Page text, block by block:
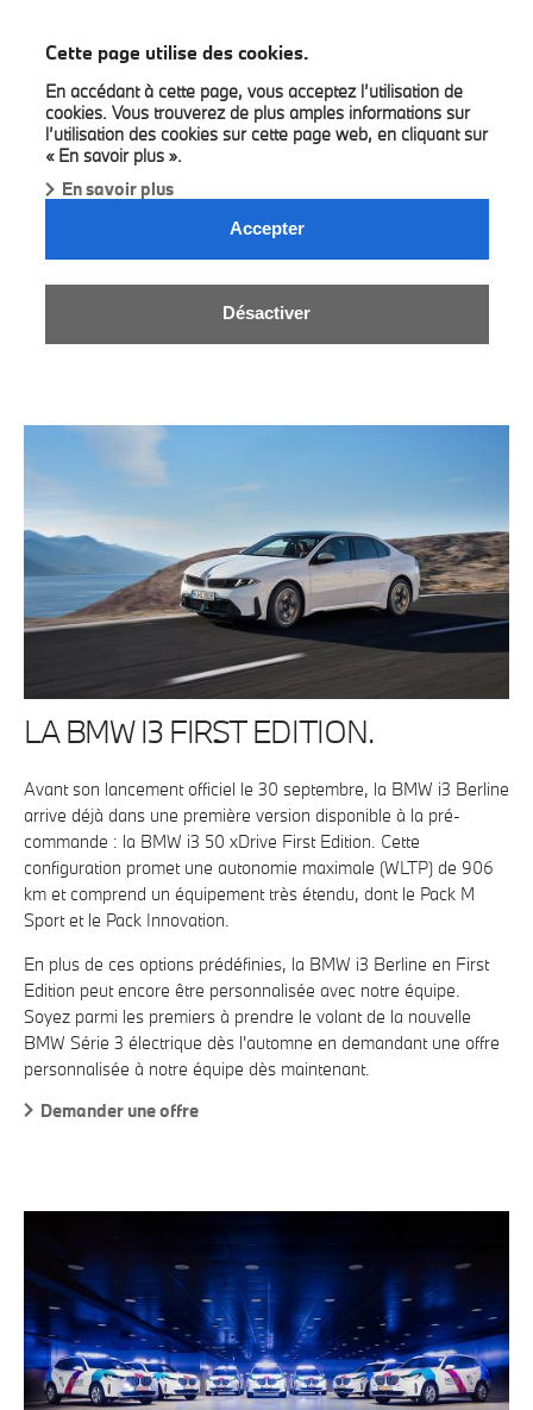
Cette page utilise des cookies.
En accédant à cette page, vous acceptez l’utilisation de
cookies. Vous trouverez de plus amples informations sur
l’utilisation des cookies sur cette page web, en cliquant sur
« En savoir plus ».
En savoir plus
Accepter
Désactiver
NEWS & EVENTS.
L’actualité de notre concession.
Visitez régulièrement cette page pour rester au courant de
LA BMW I3 FIRST EDITION.
Avant son lancement officiel le 30 septembre, la BMW i3 Berline
arrive déjà dans une première version disponible à la pré-
commande : la BMW i3 50 xDrive First Edition. Cette
configuration promet une autonomie maximale (WLTP) de 906
km et comprend un équipement très étendu, dont le Pack M
Sport et le Pack Innovation.
En plus de ces options prédéfinies, la BMW i3 Berline en First
Edition peut encore être personnalisée avec notre équipe.
Soyez parmi les premiers à prendre le volant de la nouvelle
BMW Série 3 électrique dès l'automne en demandant une offre
personnalisée à notre équipe dès maintenant.
Demander une offre